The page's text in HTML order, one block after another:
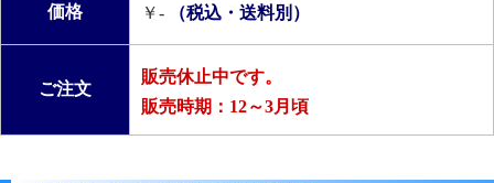
価格 ￥- （税込・送料別）
ご注文
販売休止中です。
販売時期：12～3月頃